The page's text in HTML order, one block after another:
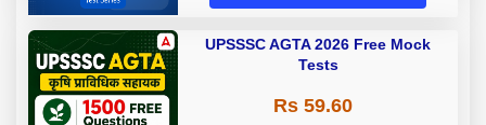
UPSSSC AGTA 2026 Free Mock
Tests
Rs 59.60